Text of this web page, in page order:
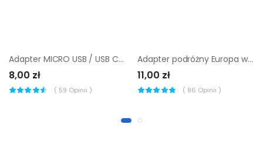
Adapter MICRO USB / USB C LEXMAN
8,00 zł
( 59 Opinii )
Adapter podróżny Europa wtyk E/F TA-5 VIRONE
11,00 zł
( 86 Opinii )